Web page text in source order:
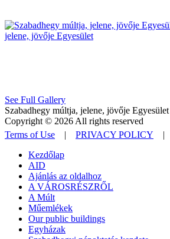
jelene, jövője Egyesület
See Full Gallery
Szabadhegy múltja, jelene, jövője Egyesület
Copyright © 2026 All rights reserved
Terms of Use | PRIVACY POLICY |
Kezdőlap
AID
Ajánlás az oldalhoz
A VÁROSRÉSZRŐL
A Múlt
Műemlékek
Our public buildings
Egyházak